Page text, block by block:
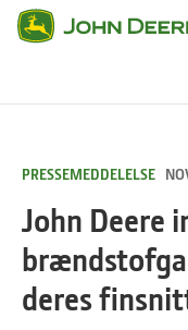
Gå
PRESSEMEDDELELSE
John Deere
deres